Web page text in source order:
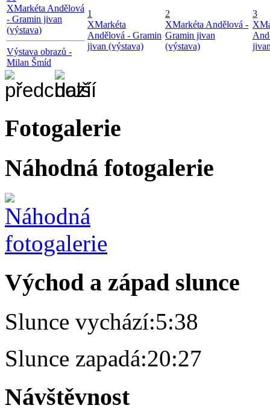
XMarkéta Andělová
- Gramin jivan
(výstava)
Výstava obrazů -
Milan Šmíd
1
XMarkéta
Andělová - Gramin
jivan (výstava)
2
XMarkéta Andělová -
Gramin jivan
(výstava)
3
X
Fotogalerie
Náhodná fotogalerie
Východ a západ slunce
Slunce vychází:5:38
Slunce zapadá:20:27
Návštěvnost